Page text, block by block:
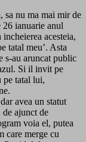
sa nu ma mai mir de
26 ianuarie anul
acesteia,
tatal meu’. Asta
s-au aruncat public
Si il invit pe
pe tatal lui,
avea un statut
de ajunct de
voia el, putea
care merge cu